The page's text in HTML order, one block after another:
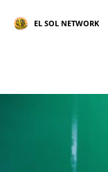
EL SOL NETWORK